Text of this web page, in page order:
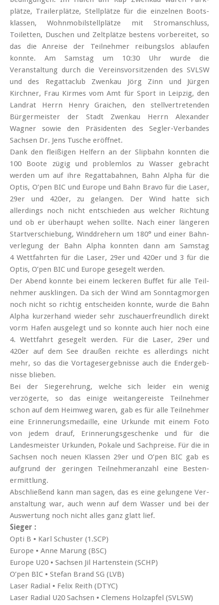
plätze, Trailer­plätze, Stell­plätze für die einzelnen Boots­
klassen, Wohn­mobil­stell­plätze mit Strom­anschluss,
Toiletten, Duschen und Zeltplätze bestens vor­bereitet, so
das die Anreise der Teilnehmer reibungs­los ab­laufen
konnte. Am Samstag um 10:30 Uhr wurde die
Veranstaltung durch die Vereins­vor­sitzenden des SVLSW
und des Regatta­club Zwenkau Jörg Zinn und Jürgen
Kirchner, Frau Kirmes vom Amt für Sport in Leipzig, den
Landrat Herrn Henry Graichen, den stell­ver­tretenden
Bürger­meister der Stadt Zwenkau Herrn Alexander
Wagner sowie den Präsidenten des Segler-Verbandes
Sachsen Dr. Jens Tusche eröffnet.
Dank den fleißigen Helfern an der Slip­bahn konnten die
100 Boote zügig und problem­los zu Wasser gebracht
werden um auf ihre Regatta­bahnen, Bahn Alpha für die
Optis, O’pen BIC und Europe und Bahn Bravo für die Laser,
29er und 420er, zu gelangen. Der Wind hatte sich
allerdings noch nicht ent­schieden aus welcher Richtung
und ob er überhaupt wehen sollte. Nach einer längeren
Start­ver­schiebung, Wind­drehern um 180° und einer Bahn­
verlegung der Bahn Alpha konnten dann am Samstag
4 Wett­fahrten für die Laser, 29er und 420er und 3 für die
Optis, O’pen BIC und Europe gesegelt werden.
Der Abend konnte bei einem leckeren Buffet für alle Teil­
nehmer aus­klingen. Da sich der Wind am Sonntag­morgen
noch nicht so richtig ent­scheiden konnte, wurde die Bahn
Alpha kurzer­hand wieder sehr zuschauer­freund­lich direkt
vorm Hafen aus­gelegt und so konnte auch hier noch eine
4. Wett­fahrt gesegelt werden. Für die Laser, 29er und
420er auf dem See draußen reichte es aller­dings nicht
mehr, so das die Vor­tages­ergebnisse auch die End­ergeb­
nisse blieben.
Bei der Sieger­ehrung, welche sich leider ein wenig
verzögerte, so das einige weit­angereiste Teilnehmer
schon auf dem Heimweg waren, gab es für alle Teil­nehmer
eine Erinnerungs­medaille, eine Urkunde mit einem Foto
von jedem drauf, Erinnerungs­geschenke und für die
Landes­meister Urkunden, Pokale und Sach­preise. Für die in
Sachsen noch neuen Klassen 29er und O’pen BIC gab es
auf­grund der geringen Teil­nehmer­anzahl eine Besten­
ermittlung.
Abschließend kann man sagen, das es eine gelungene Ver­
anstal­tung war, auch wenn auf dem Wasser und bei der
Aus­wertung noch nicht alles ganz glatt lief.
Sieger :
Opti B • Karl Schuster (1.SCP)
Europe • Anne Marung (BSC)
Europe U20 • Sachsen Jil Hartenstein (SCHP)
O’pen BIC • Stefan Brand SG (LVB)
Laser Radial • Felix Reith (DTYC)
Laser Radial U20 Sachsen • Clemens Holzapfel (SVLSW)